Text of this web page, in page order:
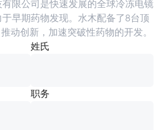
限公司是快速发展的全球冷冻电镜
早期药物发现。水木配备了8台顶
动创新，加速突破性药物的开发。
姓氏
职务